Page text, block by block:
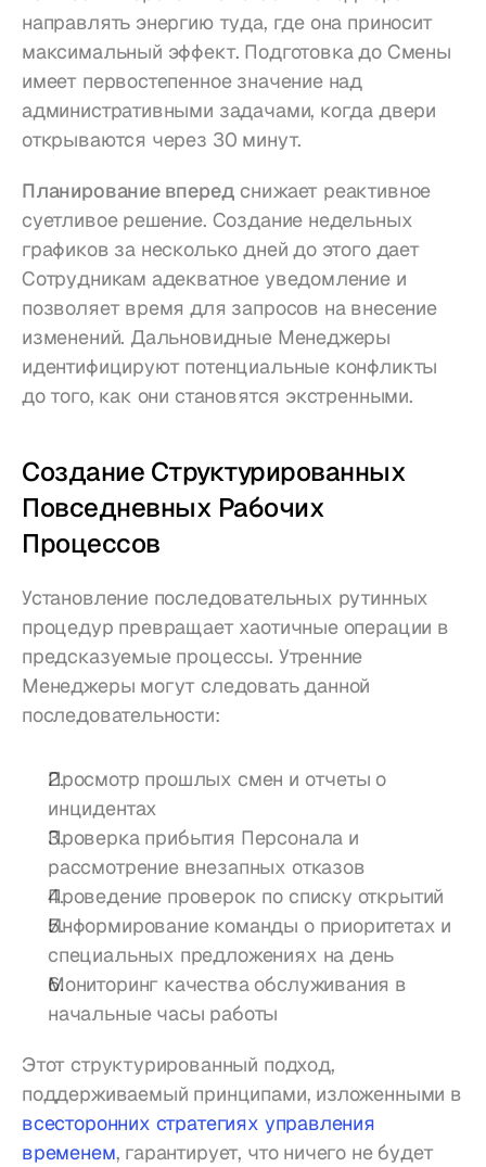
направлять энергию туда, где она приносит
максимальный эффект. Подготовка до Смены
имеет первостепенное значение над
административными задачами, когда двери
открываются через 30 минут.
Планирование вперед снижает реактивное
суетливое решение. Создание недельных
графиков за несколько дней до этого дает
Сотрудникам адекватное уведомление и
позволяет время для запросов на внесение
изменений. Дальновидные Менеджеры
идентифицируют потенциальные конфликты
до того, как они становятся экстренными.
Создание Структурированных
Повседневных Рабочих
Процессов
Установление последовательных рутинных
процедур превращает хаотичные операции в
предсказуемые процессы. Утренние
Менеджеры могут следовать данной
последовательности:
Просмотр прошлых смен и отчеты о
инцидентах
Проверка прибытия Персонала и
рассмотрение внезапных отказов
Проведение проверок по списку открытий
Информирование команды о приоритетах и
специальных предложениях на день
Мониторинг качества обслуживания в
начальные часы работы
Этот структурированный подход,
всесторонних стратегиях управления
временем, гарантирует, что ничего не будет